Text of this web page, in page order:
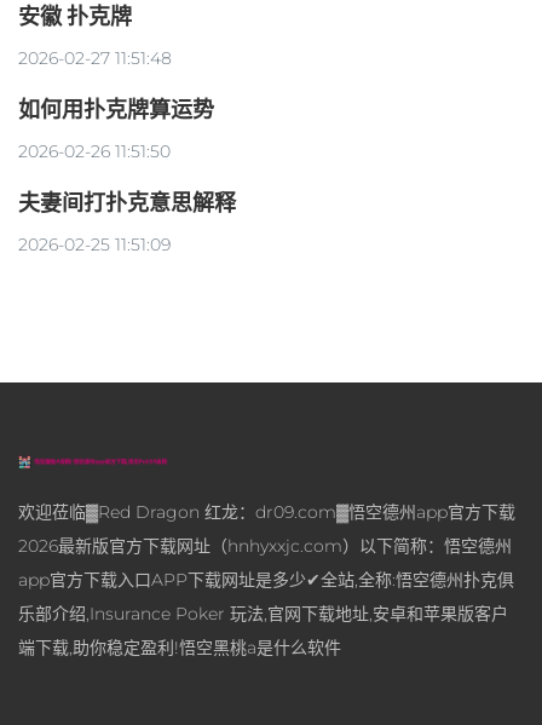
安徽 扑克牌
2026-02-27 11:51:48
如何用扑克牌算运势
2026-02-26 11:51:50
夫妻间打扑克意思解释
2026-02-25 11:51:09
欢迎莅临▓Red Dragon 红龙：dr09.com▓悟空德州app官方下载
2026最新版官方下载网址（hnhyxxjc.com）以下简称：悟空德州
app官方下载入口APP下载网址是多少✔全站,全称:悟空德州扑克俱
乐部介绍,Insurance Poker 玩法,官网下载地址,安卓和苹果版客户
端下载,助你稳定盈利!悟空黑桃a是什么软件